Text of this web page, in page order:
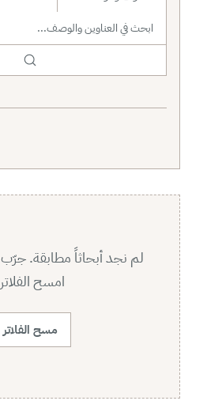
نطاق البحث
لم نجد أبحاثاً مطابقة. جرّب
امسح
مسح الفلاتر